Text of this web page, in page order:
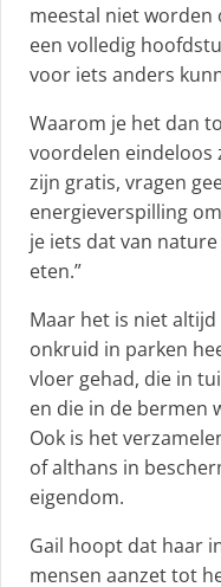
meestal niet worden
een volledig
voor iets anders
Waarom je het dan
voordelen eindeloos
zijn gratis, vragen
energieverspilling
je iets dat van
eten.”
Maar het is niet
onkruid in parken
vloer gehad, die in
en die in de bermen
Ook is het
of althans in
eigendom.
Gail hoopt dat haar
mensen aanzet tot